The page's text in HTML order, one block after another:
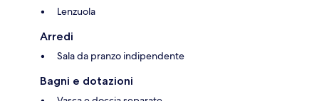
Lenzuola
Arredi
Sala da pranzo indipendente
Bagni e dotazioni